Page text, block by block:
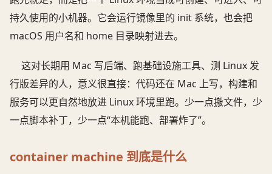
持久使用的小机器。它会运行镜像里的 init 系统，也会把
macOS 用户名和 home 目录映射进去。
这对长期用 Mac 写后端、跑基础设施工具、测 Linux 发
行版差异的人，意义很直接：代码还在 Mac 上写，构建和
服务可以更自然地放进 Linux 环境里跑。少一点搬文件，少
一点脚本补丁，少一点“本机能跑、部署炸了”。
container machine 到底是什么